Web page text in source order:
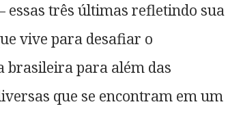
essas três últimas refletindo sua
vive para desafiar o
brasileira para além das
que se encontram em um